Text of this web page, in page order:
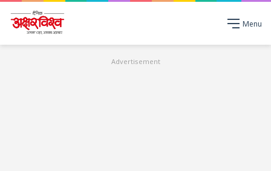
Menu
Advertisement